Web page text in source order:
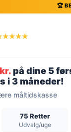
🏆
på dine 5
i 3 måneder!
måltidskasse
75 Retter
Udvalg/uge